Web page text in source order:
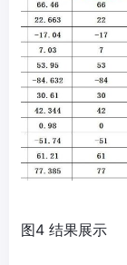
图4 结果展示